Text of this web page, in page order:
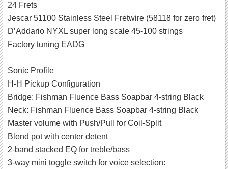
24 Frets
Jescar 51100 Stainless Steel Fretwire (58118 for zero fret)
D’Addario NYXL super long scale 45-100 strings
Factory tuning EADG
Sonic Profile
H-H Pickup Configuration
Bridge: Fishman Fluence Bass Soapbar 4-string Black
Neck: Fishman Fluence Bass Soapbar 4-string Black
Master volume with Push/Pull for Coil-Split
Blend pot with center detent
2-band stacked EQ for treble/bass
3-way mini toggle switch for voice selection: